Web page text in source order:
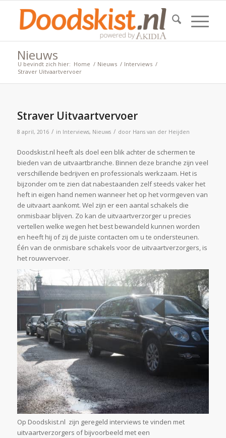
Nieuws
U bevindt zich hier: Home / Nieuws / Interviews /
Straver Uitvaartvervoer
Straver Uitvaartvervoer
8 april, 2016 / in Interviews, Nieuws / door Hans van der Heijden
Doodskist.nl heeft als doel een blik achter de schermen te
bieden van de uitvaartbranche. Binnen deze branche zijn veel
verschillende bedrijven en professionals werkzaam. Het is
bijzonder om te zien dat nabestaanden zelf steeds vaker het
heft in eigen hand nemen wanneer het op het vormgeven van
de uitvaart aankomt. Wel zijn er een aantal schakels die
onmisbaar blijven. Zo kan de uitvaartverzorger u precies
vertellen welke wegen het best bewandeld kunnen worden
en heeft hij of zij de juiste contacten om u te ondersteunen.
Één van de onmisbare schakels voor de uitvaartverzorgers, is
het rouwvervoer.
Op Doodskist.nl zijn geregeld interviews te vinden met
uitvaartverzorgers of bijvoorbeeld met een